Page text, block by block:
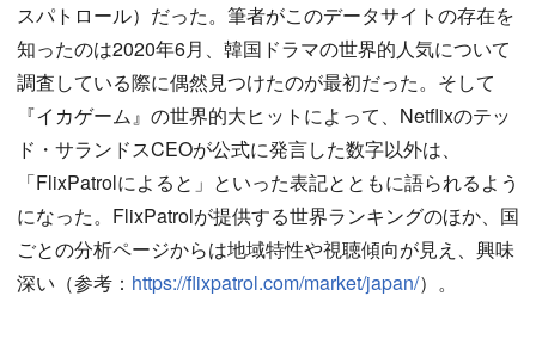
スパトロール）だった。筆者がこのデータサイトの存在を
知ったのは2020年6月、韓国ドラマの世界的人気について
調査している際に偶然見つけたのが最初だった。そして
『イカゲーム』の世界的大ヒットによって、Netflixのテッ
ド・サランドスCEOが公式に発言した数字以外は、
「FlixPatrolによると」といった表記とともに語られるよう
になった。FlixPatrolが提供する世界ランキングのほか、国
ごとの分析ページからは地域特性や視聴傾向が見え、興味
深い（参考： https://flixpatrol.com/market/japan/）。